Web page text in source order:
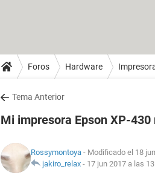
Foros Hardware
Tema Anterior
Mi impresora Epson XP-
Rossymontoya - Modificado el 18
jakiro_relax - 17 jun 2017 a las